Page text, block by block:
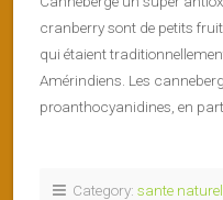
cranberry sont de petits
qui étaient
Amérindiens. Les
proanthocyanidines, en
Category: sante